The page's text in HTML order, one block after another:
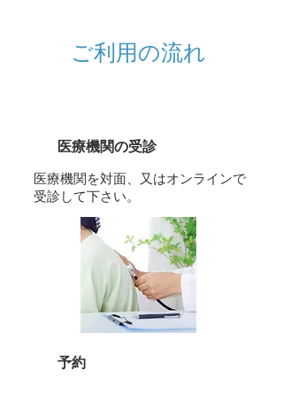
ご利用の流れ
医療機関の受診
医療機関を対面、又はオンラインで
受診して下さい。
予約